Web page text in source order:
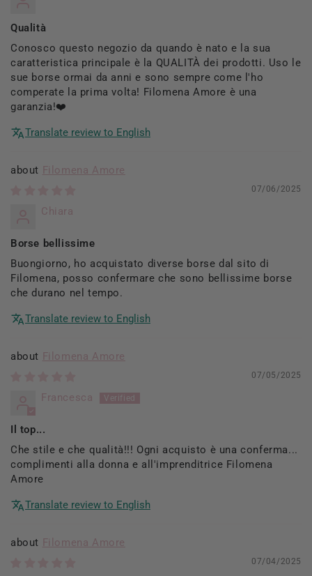
Qualità
Conosco questo negozio da quando è nato e la sua
caratteristica principale è la QUALITÀ dei prodotti. Uso le
sue borse ormai da anni e sono sempre come l'ho
comperate la prima volta! Filomena Amore è una
garanzia!❤️
Translate review to English
Filomena Amore
07/06/2025
Chiara
Borse bellissime
Buongiorno, ho acquistato diverse borse dal sito di
Filomena, posso confermare che sono bellissime borse
che durano nel tempo.
Translate review to English
Filomena Amore
07/05/2025
Francesca
Il top...
Che stile e che qualità!!! Ogni acquisto è una conferma...
complimenti alla donna e all'imprenditrice Filomena
Amore
Translate review to English
Filomena Amore
07/04/2025